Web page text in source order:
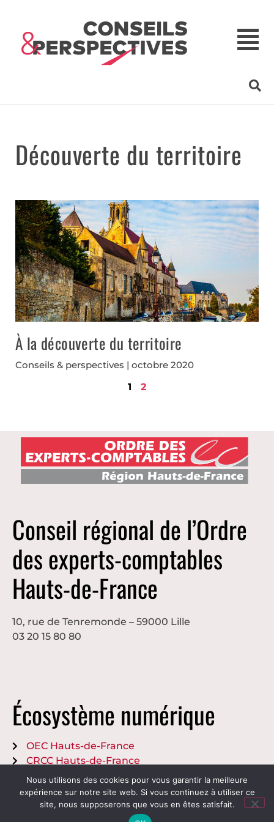
Découverte du territoire
À la découverte du territoire
Conseils & perspectives
octobre 2020
1
2
Conseil régional de l’Ordre
des experts-comptables
Hauts-de-France
10, rue de Tenremonde – 59000 Lille
03 20 15 80 80
Écosystème numérique
OEC Hauts-de-France
CRCC Hauts-de-France
Crédits et mentions légales
Nous utilisons des cookies pour vous garantir la meilleure
expérience sur notre site web. Si vous continuez à utiliser ce
site, nous supposerons que vous en êtes satisfait.